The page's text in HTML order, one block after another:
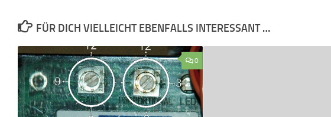
FÜR DICH VIELLEICHT EBENFALLS INTERESSANT …
0